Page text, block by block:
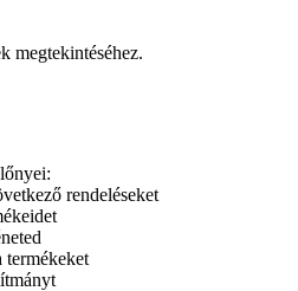
megtekintéséhez.
rendeléseket
termékeket